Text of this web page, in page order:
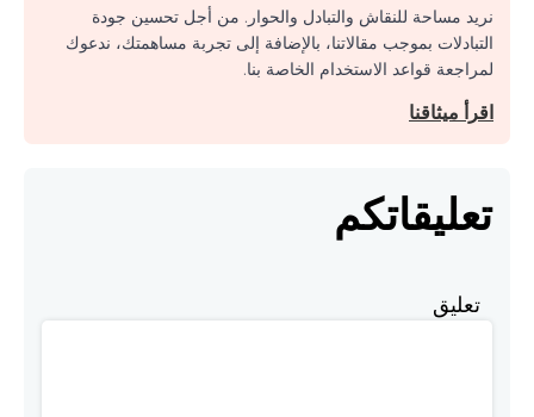
نريد مساحة للنقاش والتبادل والحوار. من أجل تحسين جودة
التبادلات بموجب مقالاتنا، بالإضافة إلى تجربة مساهمتك، ندعوك
لمراجعة قواعد الاستخدام الخاصة بنا.
اقرأ ميثاقنا
تعليقاتكم
تعليق